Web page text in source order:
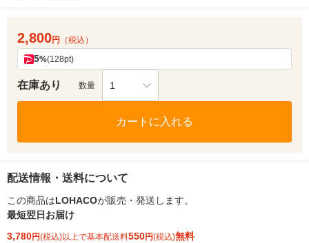
2,800円 （税込）
5%(128pt)
在庫あり 数量 1
カートに入れる
配送情報・送料について
この商品はLOHACOが販売・発送します。
最短翌日お届け
3,780円(税込)以上で基本配送料550円(税込)無料